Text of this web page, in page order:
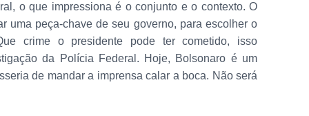
o que impressiona é o conjunto e o contexto. O
uma peça-chave de seu governo, para escolher o
crime o presidente pode ter cometido, isso
da Polícia Federal. Hoje, Bolsonaro é um
de mandar a imprensa calar a boca. Não será